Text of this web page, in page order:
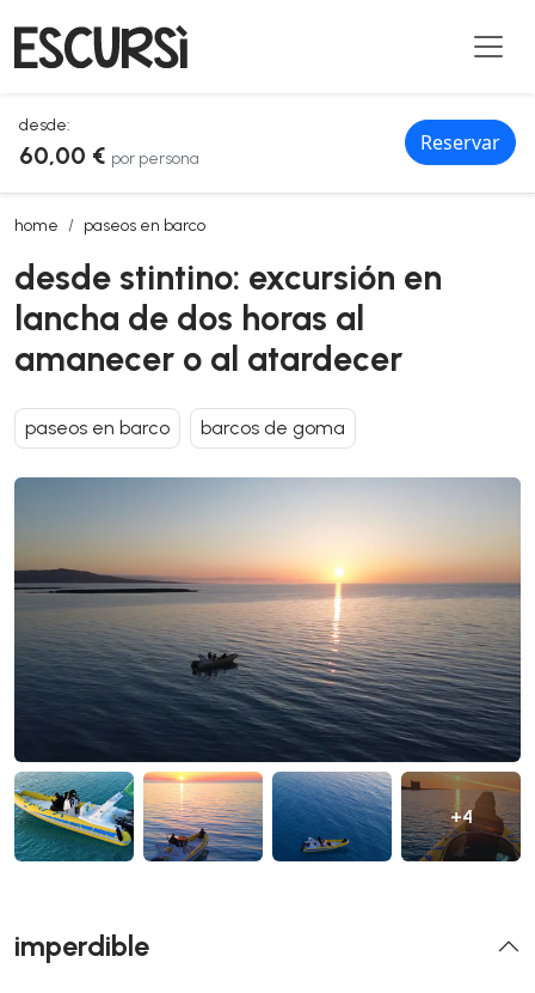
desde:
60,00 € por persona
Reservar
home paseos en barco
desde stintino: excursión en lancha de dos horas al amanecer o al
desde stintino: excursión en
lancha de dos horas al
amanecer o al atardecer
paseos en barco barcos de goma
+4
imperdible